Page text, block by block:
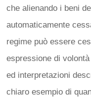
che alienando i beni
automaticamente
regime può essere
espressione di
ed interpretazioni
chiaro esempio di